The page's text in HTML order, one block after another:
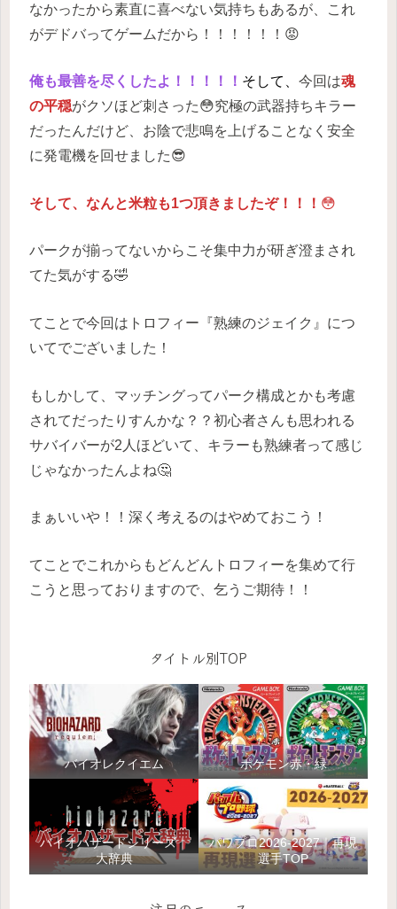
なかったから素直に喜べない気持ちもあるが、これ
がデドバってゲームだから！！！！！！😡
俺も最善を尽くしたよ！！！！！ そして、 今回は魂
の平穏がクソほど刺さった😳究極の武器持ちキラー
だったんだけど、お陰で悲鳴を上げることなく安全
に発電機を回せました😎
そして、なんと米粒も1つ頂きましたぞ！！！ 😳
パークが揃ってないからこそ集中力が研ぎ澄まされ
てた気がする🤣
てことで今回はトロフィー『熟練のジェイク』につ
いてでございました！
もしかして、マッチングってパーク構成とかも考慮
されてだったりすんかな？？初心者さんも思われる
サバイバーが2人ほどいて、キラーも熟練者って感じ
じゃなかったんよね🤔
まぁいいや！！深く考えるのはやめておこう！
てことでこれからもどんどんトロフィーを集めて行
こうと思っておりますので、乞うご期待！！
タイトル別TOP
バイオレクイエム ポケモン赤・緑
バイオハザードシリーズ｜
大辞典
パワプロ2026-2027｜再現
選手TOP